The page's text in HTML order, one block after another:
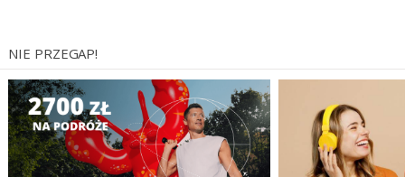
NIE PRZEGAP!